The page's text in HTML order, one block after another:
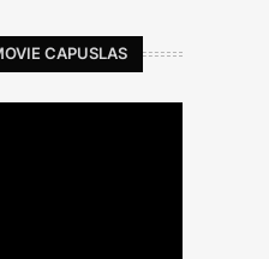
CAPUSLAS